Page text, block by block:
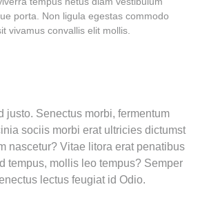
porta. Non ligula egestas commodo
vivamus convallis elit mollis.
justo. Senectus morbi, fermentum
sociis morbi erat ultricies dictumst
nascetur? Vitae litora erat penatibus
tempus, mollis leo tempus? Semper
lectus feugiat id Odio.